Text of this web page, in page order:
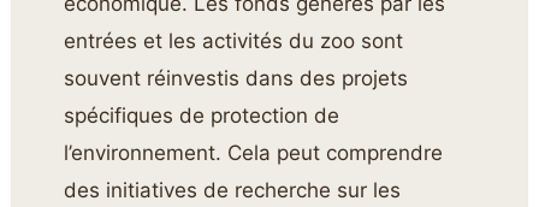
entrées et les activités du zoo sont
souvent réinvestis dans des projets
spécifiques de protection de
l’environnement. Cela peut comprendre
des initiatives de recherche sur les